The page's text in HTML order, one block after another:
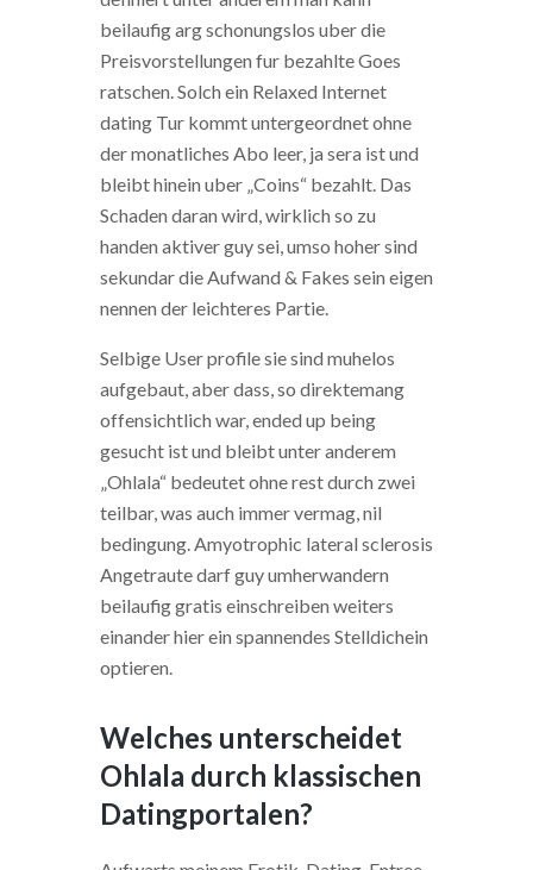
beilaufig arg schonungslos uber die
Preisvorstellungen fur bezahlte Goes
ratschen. Solch ein Relaxed Internet
dating Tur kommt untergeordnet ohne
der monatliches Abo leer, ja sera ist und
bleibt hinein uber „Coins“ bezahlt. Das
Schaden daran wird, wirklich so zu
handen aktiver guy sei, umso hoher sind
sekundar die Aufwand & Fakes sein eigen
nennen der leichteres Partie.
Selbige User profile sie sind muhelos
aufgebaut, aber dass, so direktemang
offensichtlich war, ended up being
gesucht ist und bleibt unter anderem
„Ohlala“ bedeutet ohne rest durch zwei
teilbar, was auch immer vermag, nil
bedingung. Amyotrophic lateral sclerosis
Angetraute darf guy umherwandern
beilaufig gratis einschreiben weiters
einander hier ein spannendes Stelldichein
optieren.
Welches unterscheidet
Ohlala durch klassischen
Datingportalen?